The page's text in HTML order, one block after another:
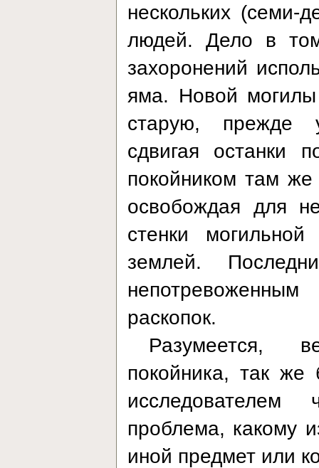
нескольких (семи-
людей. Дело в
захоронений
яма. Новой
старую, прежде
сдвигая останки
покойником там
освобождая для
стенки
землей.
раскопок.
Разумеется,
покойника, так
исследователем
проблема, какому
иной предмет или